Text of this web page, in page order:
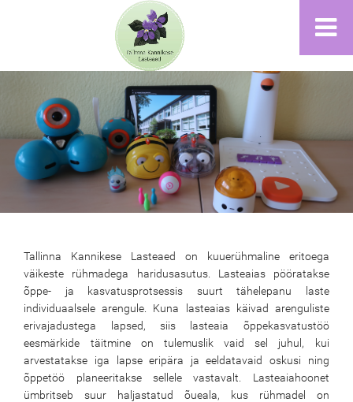
Tallinna Kannikese Lasteaed on kuuerühmaline eritoega
väikeste rühmadega haridusasutus. Lasteaias pööratakse
õppe- ja kasvatusprotsessis suurt tähelepanu laste
individuaalsele arengule. Kuna lasteaias käivad arenguliste
erivajadustega lapsed, siis lasteaia õppekasvatustöö
eesmärkide täitmine on tulemuslik vaid sel juhul, kui
arvestatakse iga lapse eripära ja eeldatavaid oskusi ning
õppetöö planeeritakse sellele vastavalt. Lasteaiahoonet
ümbritseb suur haljastatud õueala, kus rühmadel on